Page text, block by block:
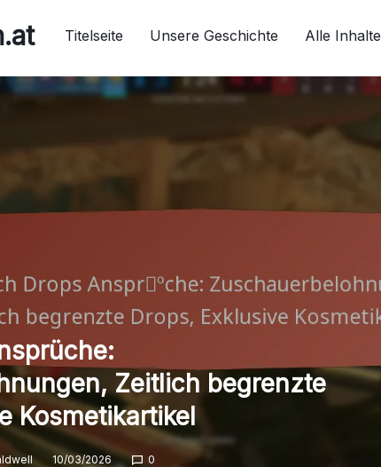
Titelseite Unsere Geschichte Alle Inhalte
Zeitlich begrenzte
Kosmetikartikel
10/03/2026 0